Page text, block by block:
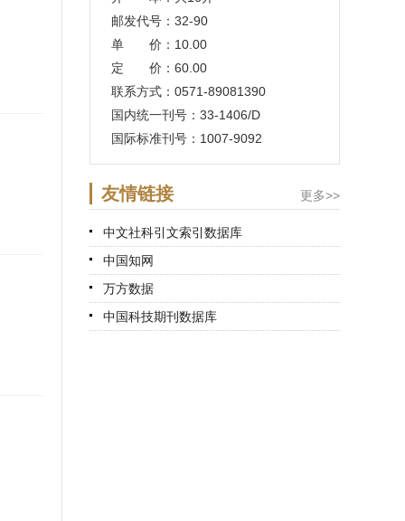
邮发代号：32-90
单 价：10.00
定 价：60.00
联系方式：0571-89081390
国内统一刊号：33-1406/D
国际标准刊号：1007-9092
友情链接 更多>>
中文社科引文索引数据库
中国知网
万方数据
中国科技期刊数据库